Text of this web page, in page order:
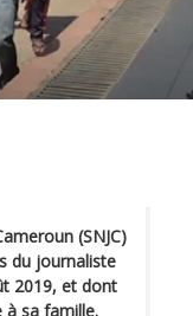
(SNJC)
du journaliste
2019, et dont
à sa famille.